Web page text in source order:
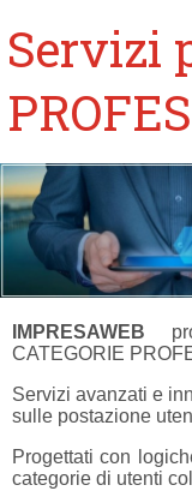
Servizi
IMPRESAWEB
CATEGORIE
Servizi avanzati e
sulle postazione
Progettati con
categorie di utenti